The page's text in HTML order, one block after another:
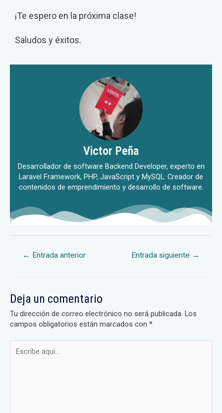
¡Te espero en la próxima clase!
Saludos y éxitos.
Victor Peña
Desarrollador de software Backend Developer, experto en
Laravel Framework, PHP, JavaScript y MySQL. Creador de
contenidos de emprendimiento y desarrollo de software.
← Entrada anterior Entrada siguiente →
Deja un comentario
Tu dirección de correo electrónico no será publicada. Los
campos obligatorios están marcados con *